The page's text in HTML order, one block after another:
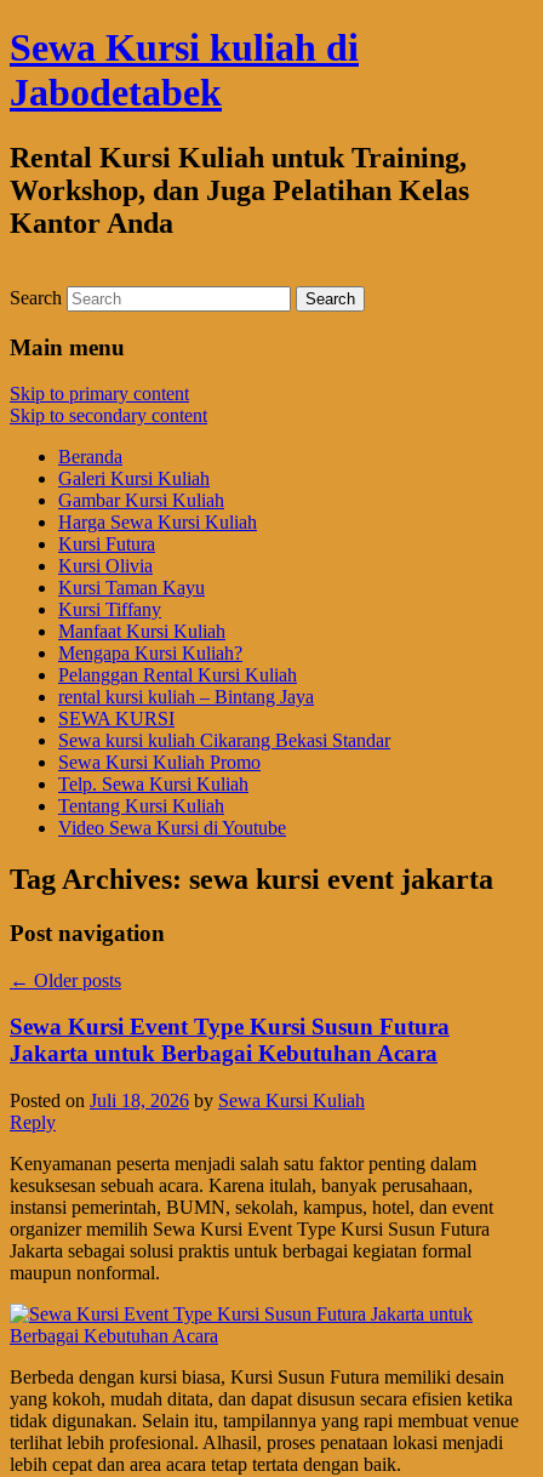
Sewa Kursi kuliah di
Jabodetabek
Rental Kursi Kuliah untuk Training,
Workshop, dan Juga Pelatihan Kelas
Kantor Anda
Search
Main menu
Skip to primary content
Skip to secondary content
Beranda
Galeri Kursi Kuliah
Gambar Kursi Kuliah
Harga Sewa Kursi Kuliah
Kursi Futura
Kursi Olivia
Kursi Taman Kayu
Kursi Tiffany
Manfaat Kursi Kuliah
Mengapa Kursi Kuliah?
Pelanggan Rental Kursi Kuliah
rental kursi kuliah – Bintang Jaya
SEWA KURSI
Sewa kursi kuliah Cikarang Bekasi Standar
Sewa Kursi Kuliah Promo
Telp. Sewa Kursi Kuliah
Tentang Kursi Kuliah
Video Sewa Kursi di Youtube
Tag Archives: sewa kursi event jakarta
Post navigation
← Older posts
Sewa Kursi Event Type Kursi Susun Futura
Jakarta untuk Berbagai Kebutuhan Acara
Posted on Juli 18, 2026 by Sewa Kursi Kuliah
Reply
Kenyamanan peserta menjadi salah satu faktor penting dalam
kesuksesan sebuah acara. Karena itulah, banyak perusahaan,
instansi pemerintah, BUMN, sekolah, kampus, hotel, dan event
organizer memilih Sewa Kursi Event Type Kursi Susun Futura
Jakarta sebagai solusi praktis untuk berbagai kegiatan formal
maupun nonformal.
Berbeda dengan kursi biasa, Kursi Susun Futura memiliki desain
yang kokoh, mudah ditata, dan dapat disusun secara efisien ketika
tidak digunakan. Selain itu, tampilannya yang rapi membuat venue
terlihat lebih profesional. Alhasil, proses penataan lokasi menjadi
lebih cepat dan area acara tetap tertata dengan baik.